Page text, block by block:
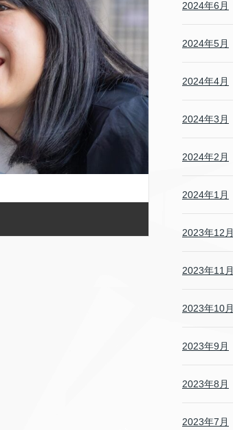
2024年6月
2024年5月
2024年4月
2024年3月
2024年2月
2024年1月
2023年12月
2023年11月
2023年10月
2023年9月
2023年8月
2023年7月